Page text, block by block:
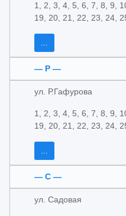
1, 2, 3, 4, 5, 6, 7, 8, 9,
19, 20, 21, 22, 23, 24,
...
— Р —
ул. Р.Гафурова
1, 2, 3, 4, 5, 6, 7, 8, 9,
19, 20, 21, 22, 23, 24,
...
— С —
ул. Садовая